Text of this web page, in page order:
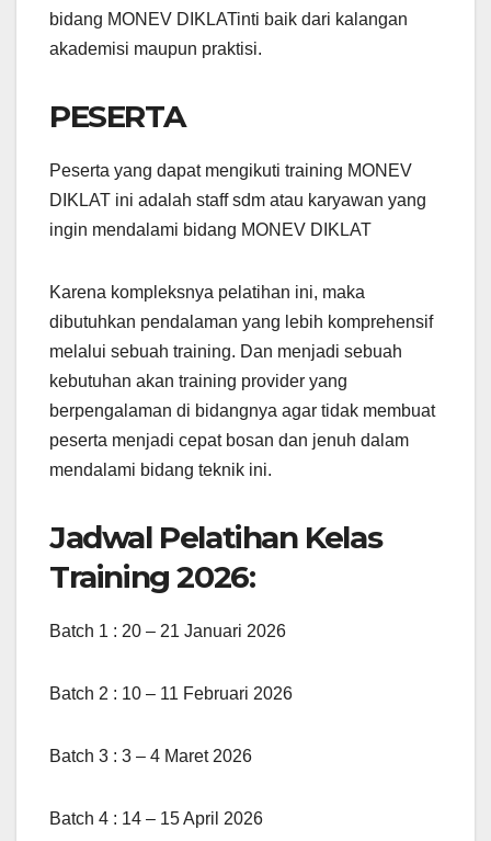
bidang MONEV DIKLATinti baik dari kalangan
akademisi maupun praktisi.
PESERTA
Peserta yang dapat mengikuti training MONEV
DIKLAT ini adalah staff sdm atau karyawan yang
ingin mendalami bidang MONEV DIKLAT
Karena kompleksnya pelatihan ini, maka
dibutuhkan pendalaman yang lebih komprehensif
melalui sebuah training. Dan menjadi sebuah
kebutuhan akan training provider yang
berpengalaman di bidangnya agar tidak membuat
peserta menjadi cepat bosan dan jenuh dalam
mendalami bidang teknik ini.
Jadwal Pelatihan Kelas
Training 2026:
Batch 1 : 20 – 21 Januari 2026
Batch 2 : 10 – 11 Februari 2026
Batch 3 : 3 – 4 Maret 2026
Batch 4 : 14 – 15 April 2026